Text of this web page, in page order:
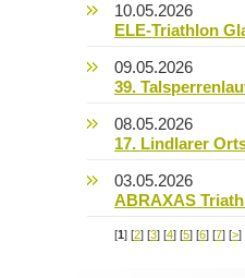
10.05.2026
ELE-Triathlon
09.05.2026
39.
08.05.2026
17. Lindlarer
03.05.2026
ABRAXAS
[1] [2] [3] [4] [5] [6] [7] [>]